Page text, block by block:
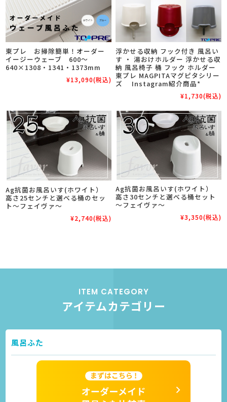
東プレ お掃除簡単！オーダー
イージーウェーブ 600～
640×1308・1341・1373mm
¥13,090(税込)
浮かせる収納 フック付き 風呂い
す ・ 湯おけホルダー 浮かせる収
納 風呂椅子 桶 フック ホルダー
東プレ MAGPITAマグピタシリー
ズ Instagram紹介商品*
¥1,730(税込)
Ag抗菌お風呂いす(ホワイト）
高さ25センチと選べる桶のセッ
ト～フェイヴァ～
¥2,740(税込)
Ag抗菌お風呂いす(ホワイト）
高さ30センチと選べる桶セット
～フェイヴァ～
¥3,350(税込)
ITEM CATEGORY
アイテムカテゴリー
風呂ふた